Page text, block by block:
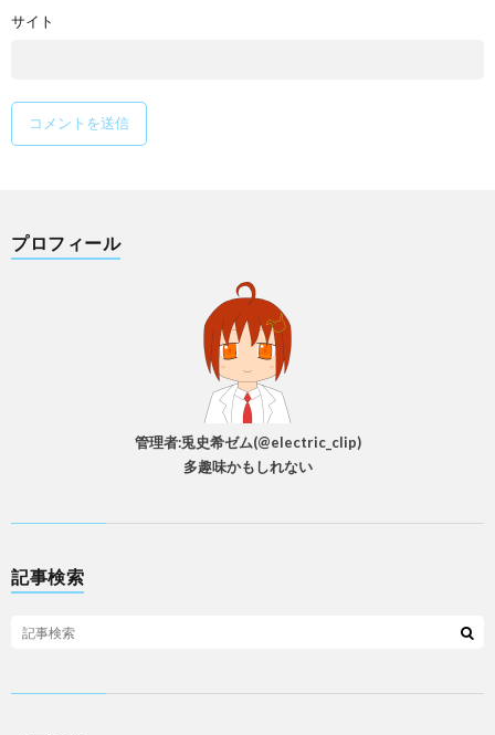
サイト
プロフィール
管理者:兎史希ゼム(@electric_clip)
多趣味かもしれない
記事検索